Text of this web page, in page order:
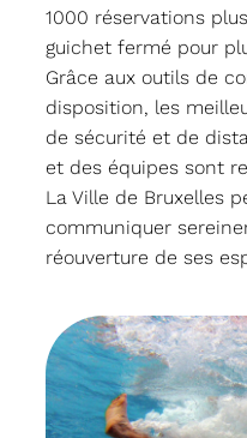
1000 réservations
guichet fermé pour
Grâce aux outils de
disposition, les
de sécurité et de
et des équipes sont
La Ville de Bruxelles
communiquer
réouverture de ses